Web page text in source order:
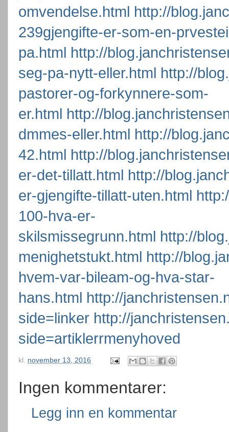
omvendelse.html http://
239gjengifte-er-som-en-
pa.html http://
seg-pa-nytt-eller.html http://
pastorer-og-forkynnere-som-
er.html http://
dmmes-eller.html http://
42.html http://
er-det-tillatt.html http://
er-gjengifte-tillatt-uten.html
100-hva-er-
skilsmissegrunn.html http://
menighetstukt.html http://
hvem-var-bileam-og-hva-star-
hans.html http://
side=linker http://
side=artiklerrmenyhoved
kl. november 13, 2016
Ingen kommentarer:
Legg inn en kommentar